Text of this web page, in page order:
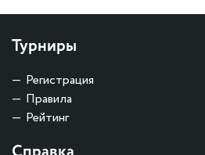
Турниры
Регистрация
Правила
Рейтинг